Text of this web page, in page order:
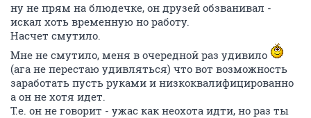
ну не прям на блюдечке, он друзей обзванивал -
искал хоть временную но работу.
Насчет смутило.
Мне не смутило, меня в очередной раз удивило
(ага не перестаю удивляться) что вот возможность
заработать пусть руками и низкоквалифицированно
а он не хотя идет.
Т.е. он не говорит - ужас как неохота идти, но раз ты